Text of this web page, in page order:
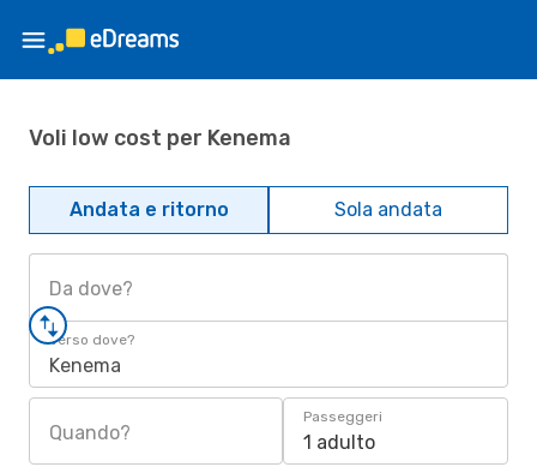
Voli low cost per Kenema
Andata e ritorno Sola andata
Da dove?
Verso dove?
Kenema
Quando?
Passeggeri
1 adulto